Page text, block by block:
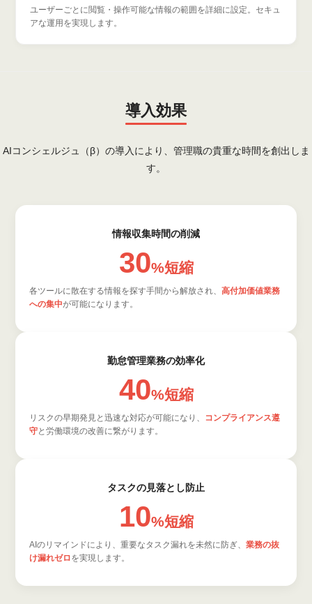
ユーザーごとに閲覧・操作可能な情報の範囲を詳細に設定。セキュ
アな運用を実現します。
導入効果
AIコンシェルジュ（β）の導入により、管理職の貴重な時間を創出しま
す。
情報収集時間の削減
30%短縮
各ツールに散在する情報を探す手間から解放され、高付加価値業務
への集中が可能になります。
勤怠管理業務の効率化
40%短縮
リスクの早期発見と迅速な対応が可能になり、 コンプライアンス遵
守と労働環境の改善に繋がります。
タスクの見落とし防止
10%短縮
AIのリマインドにより、重要なタスク漏れを未然に防ぎ、業務の抜
け漏れゼロを実現します。